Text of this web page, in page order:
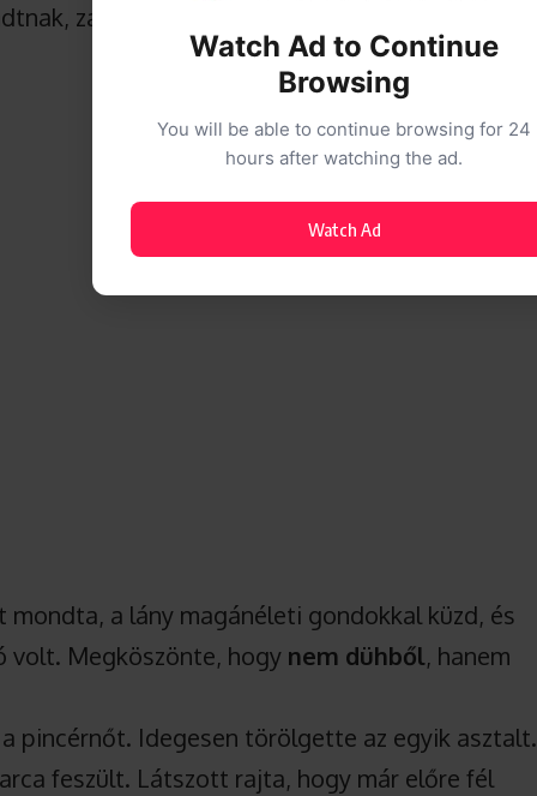
zaklatottnak látszott – mintha nemcsak az
a lány magánéleti gondokkal küzd, és
volt. Megköszönte, hogy nem dühből, hanem
pincérnőt. Idegesen törölgette az egyik asztalt.
feszült. Látszott rajta, hogy már előre fél
Watch Ad to Continue
Browsing
You will be able to continue browsing for 24
hours after watching the ad.
Watch Ad